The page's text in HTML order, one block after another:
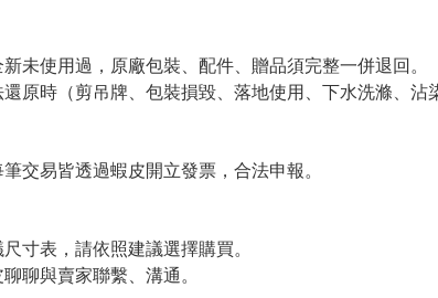
未使用過，原廠包裝、配件、贈品須完整一併退回。
原時（剪吊牌、包裝損毀、落地使用、下水洗滌、沾
交易皆透過蝦皮開立發票，合法申報。
寸表，請依照建議選擇購買。
聊與賣家聯繫、溝通。